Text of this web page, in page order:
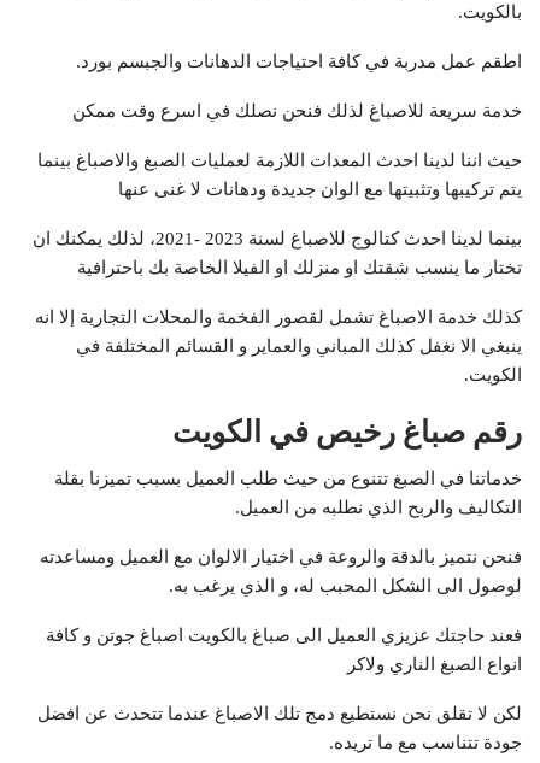
بالكويت.
اطقم عمل مدربة في كافة احتياجات الدهانات والجبسم بورد.
خدمة سريعة للاصباغ لذلك فنحن نصلك في اسرع وقت ممكن
حيث اننا لدينا احدث المعدات اللازمة لعمليات الصبغ والاصباغ بينما
يتم تركيبها وتثبيتها مع الوان جديدة ودهانات لا غنى عنها
بينما لدينا احدث كتالوج للاصباغ لسنة 2023 -2021، لذلك يمكنك ان
تختار ما ينسب شقتك او منزلك او الفيلا الخاصة بك باحترافية
كذلك خدمة الاصباغ تشمل لقصور الفخمة والمحلات التجارية إلا انه
ينبغي الا نغفل كذلك المباني والعماير و القسائم المختلفة في
الكويت.
رقم صباغ رخيص في الكويت
خدماتنا في الصبغ تتنوع من حيث طلب العميل بسبب تميزنا بقلة
التكاليف والربح الذي نطلبه من العميل.
فنحن نتميز بالدقة والروعة في اختيار الالوان مع العميل ومساعدته
لوصول الى الشكل المحبب له، و الذي يرغب به.
فعند حاجتك عزيزي العميل الى صباغ بالكويت اصباغ جوتن و كافة
انواع الصبغ الناري ولاكر
لكن لا تقلق نحن نستطيع دمج تلك الاصباغ عندما تتحدث عن افضل
جودة تتناسب مع ما تريده.